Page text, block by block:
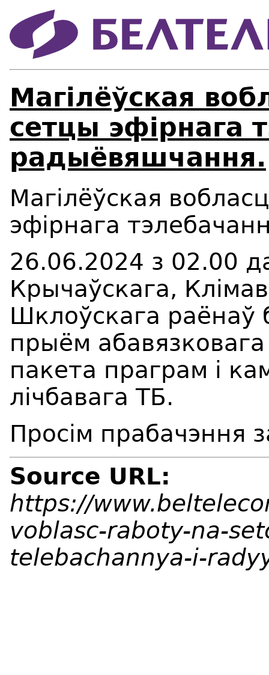
Магілёўская
сетцы эфірнага
радыёвяшчання.
Магілёўская
эфірнага
26.06.2024 з 02.00
Крычаўскага,
Шклоўскага раёнаў
прыём
пакета праграм і
лічбавага ТБ.
Просім прабачэння
Source URL:
https://
voblasc-raboty-na-
telebachannya-i-